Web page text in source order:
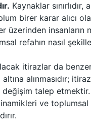
Kaynaklar
birer karar alıcı
insanların
refahın nasıl
itirazlar da benzer
alınmasıdır;
talep
ve toplumsal